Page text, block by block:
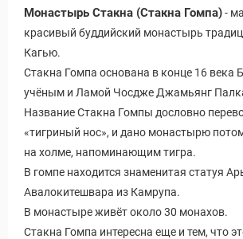
Монастырь Стакна (Стакна Гомпа)-
красивый буддийский монастырь
Кагью.
Стакна Гомпа основана в конце 16 века
учёным и Ламой Чосдже Джамьянг
Название Стакна Гомпы дословно
«тигриный нос», и дано монастырю
на холме, напоминающим тигра.
В гомпе находится знаменитая статуя
Авалокитешвара из Камрупа.
В монастыре живёт около 30 монахов.
Стакна Гомпа интересна еще и тем, что